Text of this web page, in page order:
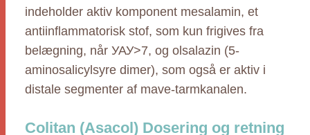
indeholder aktiv komponent mesalamin, et
antiinflammatorisk stof, som kun frigives fra
belægning, når УАУ>7, og olsalazin (5-
aminosalicylsyre dimer), som også er aktiv i
distale segmenter af mave-tarmkanalen.
Colitan (Asacol) Dosering og retning